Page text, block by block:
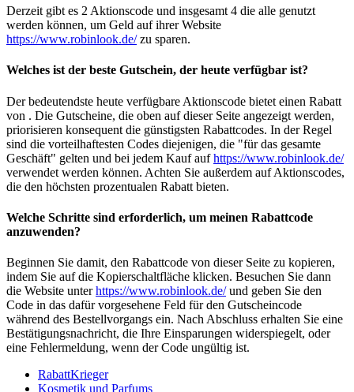
Derzeit gibt es 2 Aktionscode und insgesamt 4 die alle genutzt
werden können, um Geld auf ihrer Website
https://www.robinlook.de/zu sparen.
Welches ist der beste Gutschein, der heute verfügbar ist?
Der bedeutendste heute verfügbare Aktionscode bietet einen Rabatt
von . Die Gutscheine, die oben auf dieser Seite angezeigt werden,
priorisieren konsequent die günstigsten Rabattcodes. In der Regel
sind die vorteilhaftesten Codes diejenigen, die "für das gesamte
Geschäft" gelten und bei jedem Kauf aufhttps://www.robinlook.de/
verwendet werden können. Achten Sie außerdem auf Aktionscodes,
die den höchsten prozentualen Rabatt bieten.
Welche Schritte sind erforderlich, um meinen Rabattcode
anzuwenden?
Beginnen Sie damit, den Rabattcode von dieser Seite zu kopieren,
indem Sie auf die Kopierschaltfläche klicken. Besuchen Sie dann
die Website unterhttps://www.robinlook.de/und geben Sie den
Code in das dafür vorgesehene Feld für den Gutscheincode
während des Bestellvorgangs ein. Nach Abschluss erhalten Sie eine
Bestätigungsnachricht, die Ihre Einsparungen widerspiegelt, oder
eine Fehlermeldung, wenn der Code ungültig ist.
RabattKrieger
Kosmetik und Parfums